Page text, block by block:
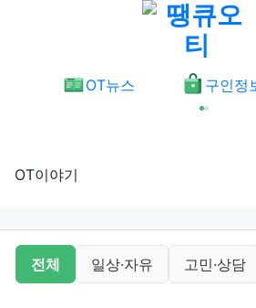
OT뉴스 구인정
OT이야기
OT이야기 분류 목록
전체 일상·자유 고민·상담